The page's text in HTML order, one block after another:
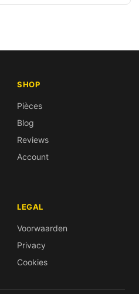
SHOP
Pièces
Blog
Reviews
Account
LEGAL
Voorwaarden
Privacy
Cookies